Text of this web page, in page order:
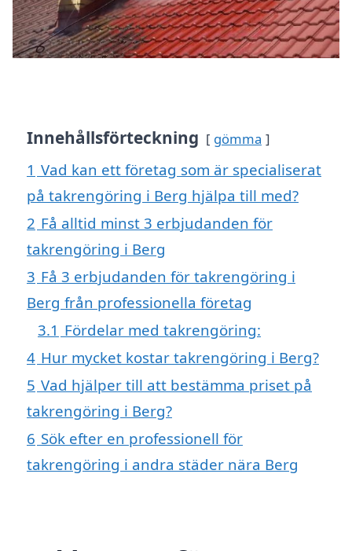
Innehållsförteckning gömma
1 Vad kan ett företag som är specialiserat
på takrengöring i Berg hjälpa till med?
2 Få alltid minst 3 erbjudanden för
takrengöring i Berg
3 Få 3 erbjudanden för takrengöring i
Berg från professionella företag
3.1 Fördelar med takrengöring:
4 Hur mycket kostar takrengöring i Berg?
5 Vad hjälper till att bestämma priset på
takrengöring i Berg?
6 Sök efter en professionell för
takrengöring i andra städer nära Berg